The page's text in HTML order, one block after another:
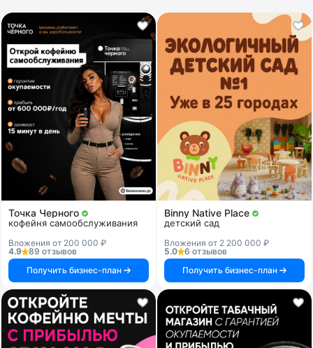
Точка Черного
кофейня самообслуживания
Вложения от 200 000 ₽
4.9
89 отзывов
Получить бизнес-план
Binny Native Place
детский сад
Вложения от 2 200 000 ₽
5.0
6 отзывов
Получить бизнес-план